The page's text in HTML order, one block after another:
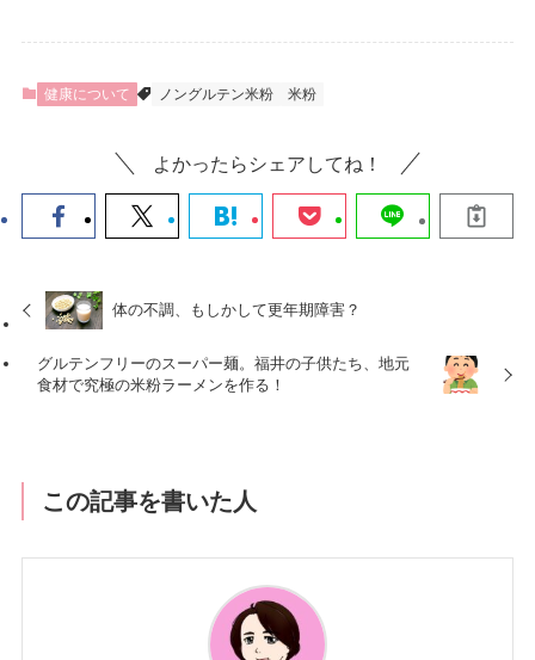
健康について ノングルテン米粉 米粉
よかったらシェアしてね！
体の不調、もしかして更年期障害？
グルテンフリーのスーパー麺。福井の子供たち、地元
食材で究極の米粉ラーメンを作る！
この記事を書いた人